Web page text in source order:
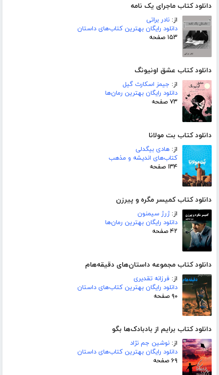
دانلود کتاب ماجرای یک نامه
از: نادر براتی
دانلود رایگان بهترین کتاب‌های داستان
۱۵۳ صفحه
دانلود کتاب عشق اونیونگ
از: جیمز اسکارث گیل
دانلود رایگان بهترین رمان‌ها
۷۳ صفحه
دانلود کتاب بت مولانا
از: هادی بیگدلی
کتاب‌های اندیشه و مذهب
۱۳۴ صفحه
دانلود کتاب کمیسر مگره و پیرزن
از:ژرژ سیمنون
دانلود رایگان بهترین رمان‌ها
۴۲ صفحه
دانلود کتاب مجموعه داستان‌های دقیقه‌هام
از: فرزانه تقدیری
دانلود رایگان بهترین کتاب‌های داستان
۹۰ صفحه
دانلود کتاب برایم از بادبادک‌ها بگو
از: نوشین جم نژاد
دانلود رایگان بهترین کتاب‌های داستان
۶۹ صفحه